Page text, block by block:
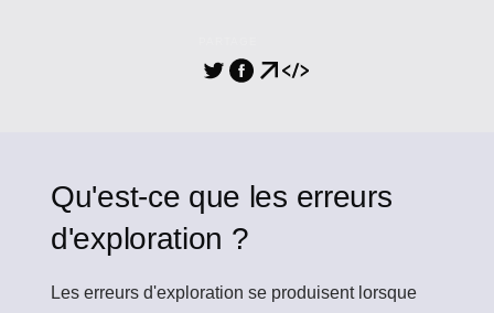
Qu'est-ce que les erreurs
d'exploration ?
Les erreurs d'exploration se produisent lorsque